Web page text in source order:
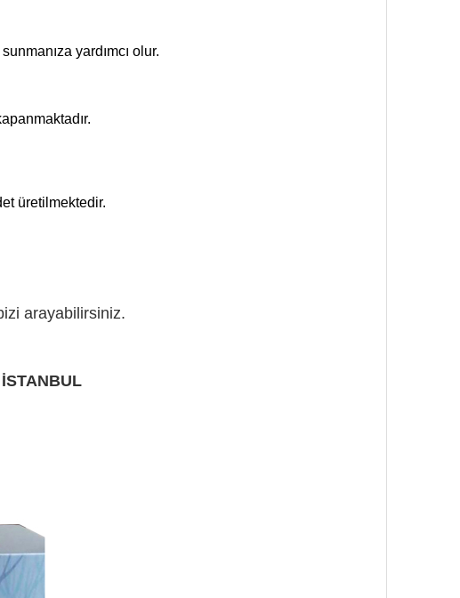
yardımcı olur.
üretilmektedir.
arayabilirsiniz.